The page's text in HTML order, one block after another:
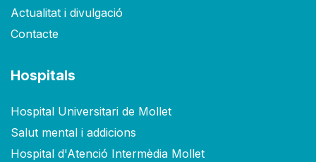
Actualitat i divulgació
Contacte
Hospitals
Hospital Universitari de Mollet
Salut mental i addicions
Hospital d'Atenció Intermèdia Mollet